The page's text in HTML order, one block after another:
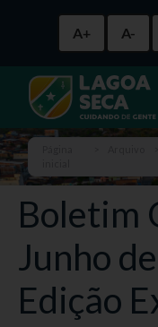
A+ A-
Boletim
Junho
Edição